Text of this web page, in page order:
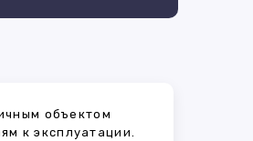
объектом
к эксплуатации.